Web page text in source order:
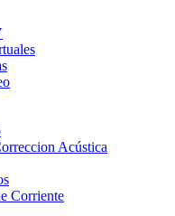
Acústica
Corriente